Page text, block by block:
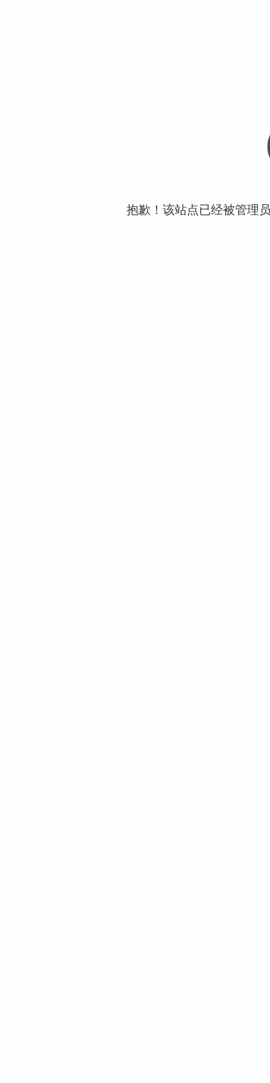
抱歉！该站点已经被管理